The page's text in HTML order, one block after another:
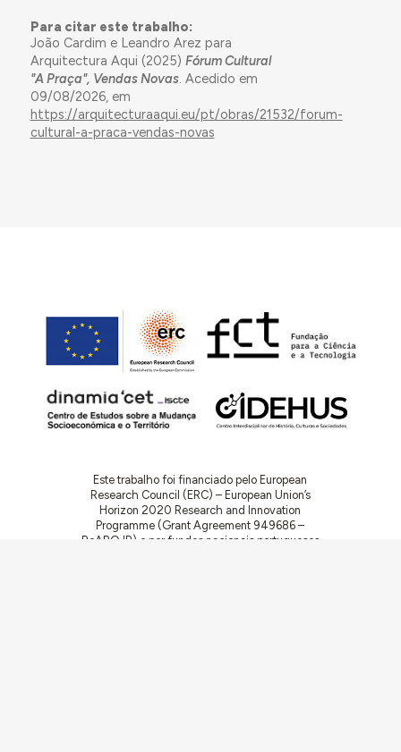
Para citar este trabalho:
João Cardim e Leandro Arez para
Arquitectura Aqui (2025) Fórum Cultural
"A Praça", Vendas Novas. Acedido em
09/08/2026, em
https://arquitecturaaqui.eu/pt/obras/21532/forum-
cultural-a-praca-vendas-novas
Este trabalho foi financiado pelo European
Research Council (ERC) – European Union’s
Horizon 2020 Research and Innovation
Programme (Grant Agreement 949686 –
ReARQ.IB) e por fundos nacionais portugueses